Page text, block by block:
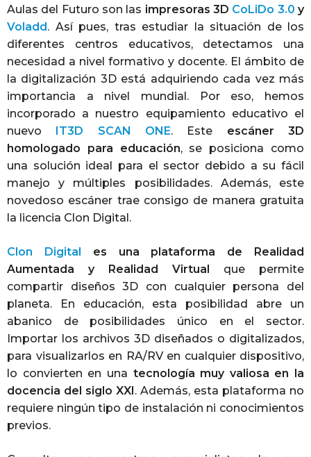
Aulas del Futuro son las impresoras 3D CoLiDo 3.0 y
Voladd . Así pues, tras estudiar la situación de los
diferentes centros educativos, detectamos una
necesidad a nivel formativo y docente. El ámbito de
la digitalización 3D está adquiriendo cada vez más
importancia a nivel mundial. Por eso, hemos
incorporado a nuestro equipamiento educativo el
nuevo
IT3D SCAN ONE. Este escáner 3D
homologado para educación, se posiciona como
una solución ideal para el sector debido a su fácil
manejo y múltiples posibilidades. Además, este
novedoso escáner trae consigo de manera gratuita
la licencia Clon Digital.
Clon Digital
es una plataforma de Realidad
Aumentada y Realidad Virtual
que permite
compartir diseños 3D con cualquier persona del
planeta. En educación, esta posibilidad abre un
abanico de posibilidades único en el sector.
Importar los archivos 3D diseñados o digitalizados,
para visualizarlos en RA/RV en cualquier dispositivo,
lo convierten en una tecnología muy valiosa en la
docencia del siglo XXI . Además, esta plataforma no
requiere ningún tipo de instalación ni conocimientos
previos.